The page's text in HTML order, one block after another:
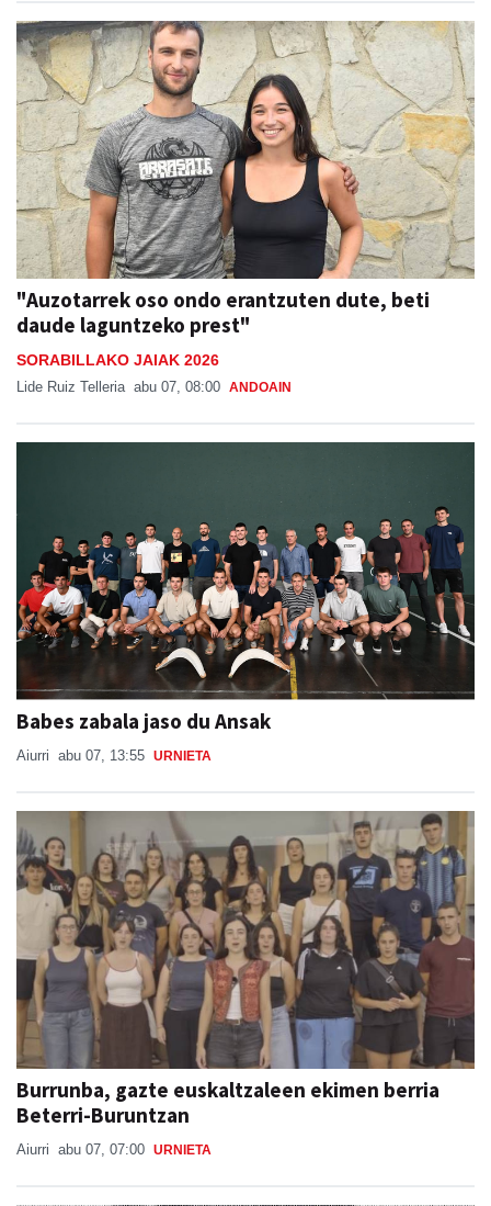
"Auzotarrek oso ondo erantzuten dute, beti
daude laguntzeko prest"
SORABILLAKO JAIAK 2026
Lide Ruiz Telleria abu 07, 08:00
Babes zabala jaso du Ansak
Burrunba, gazte euskaltzaleen ekimen berria
Beterri-Buruntzan
Aiurri abu 07, 07:00 URNIETA